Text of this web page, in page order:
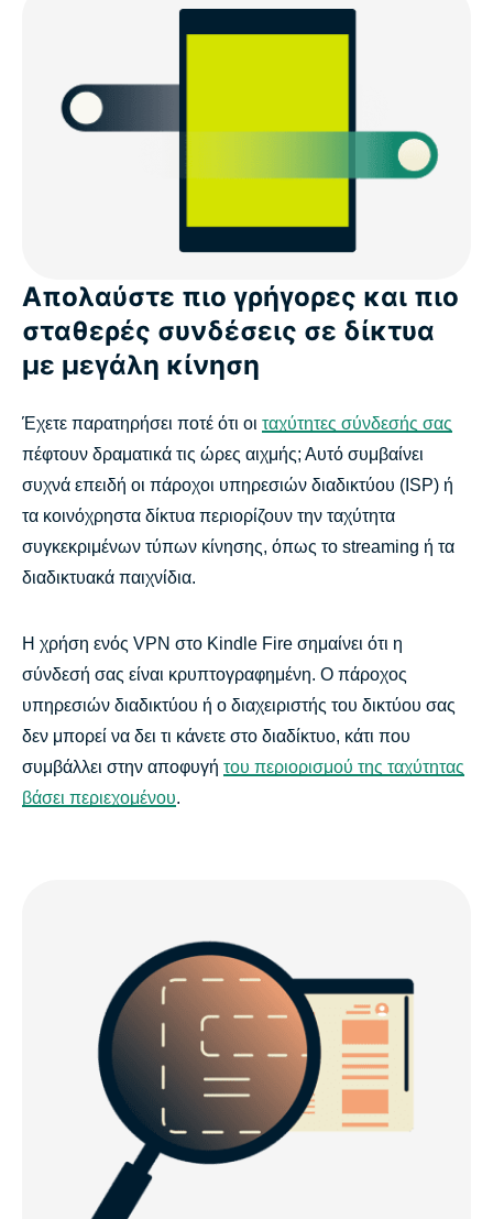
Απολαύστε πιο γρήγορες και πιο
σταθερές συνδέσεις σε δίκτυα
με μεγάλη κίνηση
Έχετε παρατηρήσει ποτέ ότι οι ταχύτητες σύνδεσής σας
πέφτουν δραματικά τις ώρες αιχμής; Αυτό συμβαίνει
συχνά επειδή οι πάροχοι υπηρεσιών διαδικτύου (ISP) ή
τα κοινόχρηστα δίκτυα περιορίζουν την ταχύτητα
συγκεκριμένων τύπων κίνησης, όπως το streaming ή τα
διαδικτυακά παιχνίδια.
Η χρήση ενός VPN στο Kindle Fire σημαίνει ότι η
σύνδεσή σας είναι κρυπτογραφημένη. Ο πάροχος
υπηρεσιών διαδικτύου ή ο διαχειριστής του δικτύου σας
δεν μπορεί να δει τι κάνετε στο διαδίκτυο, κάτι που
συμβάλλει στην αποφυγή του περιορισμού της ταχύτητας
βάσει περιεχομένου.